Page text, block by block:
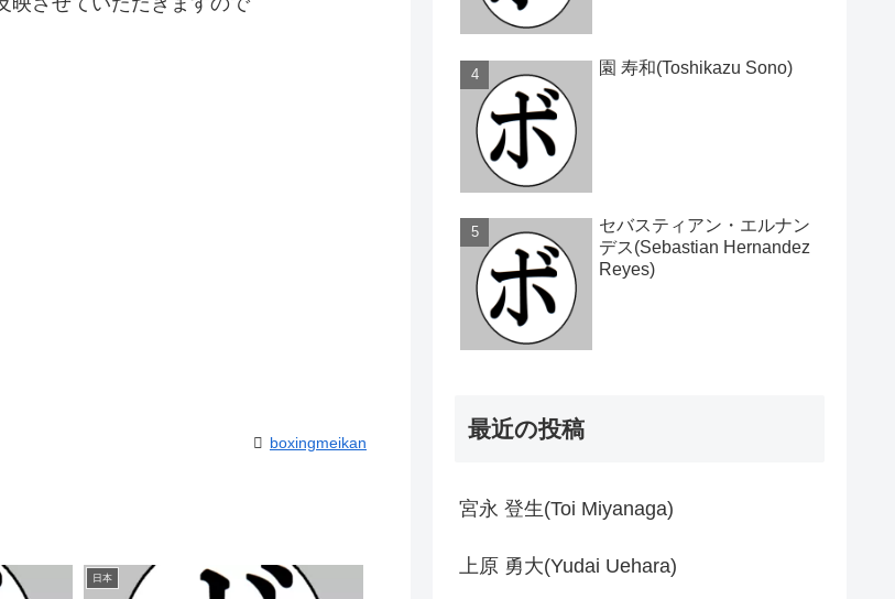
boxingmeikan
日本
園 寿和(Toshikazu Sono)
セバスティアン・エルナン
デス(Sebastian Hernandez
Reyes)
最近の投稿
宮永 登生(Toi Miyanaga)
上原 勇大(Yudai Uehara)